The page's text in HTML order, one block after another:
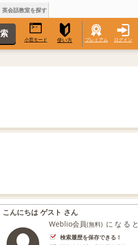
英会話教室を探す
小窓モード 使い方 プレミアム ログイン
こんにちは ゲスト さん
Weblio会員(無料) になると
検索履歴を保存できる！